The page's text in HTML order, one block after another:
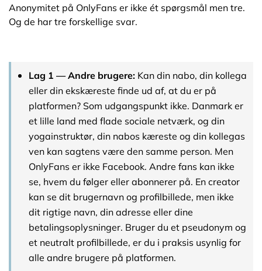
Anonymitet på OnlyFans er ikke ét spørgsmål men tre.
Og de har tre forskellige svar.
Lag 1 — Andre brugere: Kan din nabo, din kollega
eller din ekskæreste finde ud af, at du er på
platformen? Som udgangspunkt ikke. Danmark er
et lille land med flade sociale netværk, og din
yogainstruktør, din nabos kæreste og din kollegas
ven kan sagtens være den samme person. Men
OnlyFans er ikke Facebook. Andre fans kan ikke
se, hvem du følger eller abonnerer på. En creator
kan se dit brugernavn og profilbillede, men ikke
dit rigtige navn, din adresse eller dine
betalingsoplysninger. Bruger du et pseudonym og
et neutralt profilbillede, er du i praksis usynlig for
alle andre brugere på platformen.